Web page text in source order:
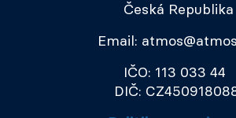
Česká Republika
Email:
IČO: 113 033 44
DIČ: